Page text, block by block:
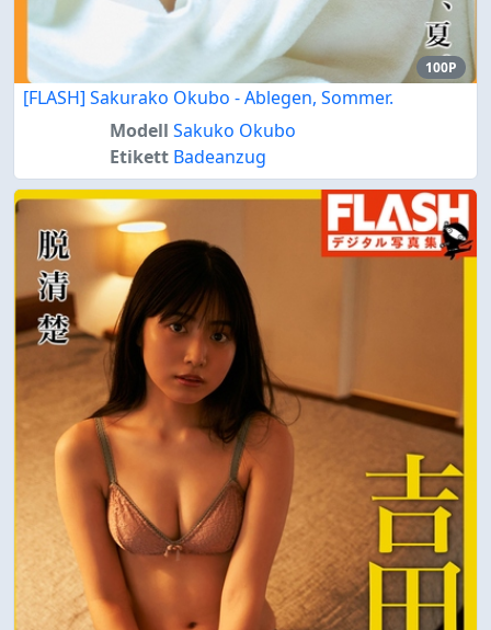
100P
[FLASH] Sakurako Okubo - Ablegen, Sommer.
Modell Sakuko Okubo
Etikett Badeanzug